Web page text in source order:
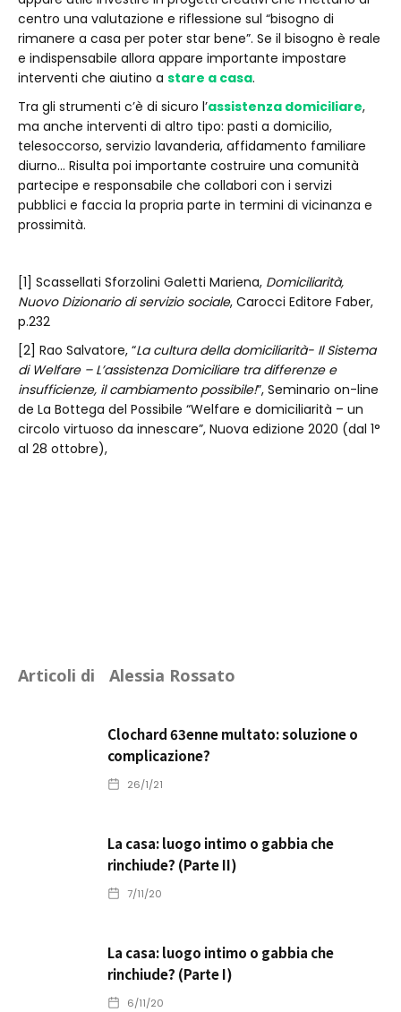
centro una valutazione e riflessione sul “bisogno di
rimanere a casa per poter star bene”. Se il bisogno è reale
e indispensabile allora appare importante impostare
interventi che aiutino a stare a casa.
Tra gli strumenti c’è di sicuro l’assistenza domiciliare,
ma anche interventi di altro tipo: pasti a domicilio,
telesoccorso, servizio lavanderia, affidamento familiare
diurno… Risulta poi importante costruire una comunità
partecipe e responsabile che collabori con i servizi
pubblici e faccia la propria parte in termini di vicinanza e
prossimità.
[1] Scassellati Sforzolini Galetti Mariena, Domiciliarità,
Nuovo Dizionario di servizio sociale, Carocci Editore Faber,
p.232
[2] Rao Salvatore, “La cultura della domiciliarità- Il Sistema
di Welfare – L’assistenza Domiciliare tra differenze e
insufficienze, il cambiamento possibile!”, Seminario on-line
de La Bottega del Possibile “Welfare e domiciliarità – un
circolo virtuoso da innescare”, Nuova edizione 2020 (dal 1°
al 28 ottobre),
Articoli di Alessia Rossato
Clochard 63enne multato: soluzione o
complicazione?
26/1/21
La casa: luogo intimo o gabbia che
rinchiude? (Parte II)
7/11/20
La casa: luogo intimo o gabbia che
rinchiude? (Parte I)
6/11/20